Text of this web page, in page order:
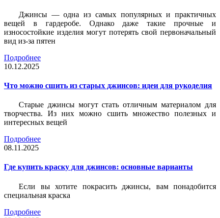
Джинсы — одна из самых популярных и практичных
вещей в гардеробе. Однако даже такие прочные и
износостойкие изделия могут потерять свой первоначальный
вид из-за пятен
Подробнее
10.12.2025
Что можно сшить из старых джинсов: идеи для рукоделия
Старые джинсы могут стать отличным материалом для
творчества. Из них можно сшить множество полезных и
интересных вещей
Подробнее
08.11.2025
Где купить краску для джинсов: основные варианты
Если вы хотите покрасить джинсы, вам понадобится
специальная краска
Подробнее